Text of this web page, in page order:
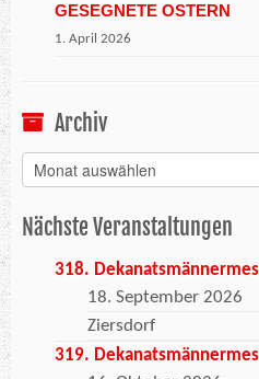
GESEGNETE OSTERN
1. April 2026
Archiv
Archiv
Nächste Veranstaltungen
318.
18. September 2026
Ziersdorf
319.